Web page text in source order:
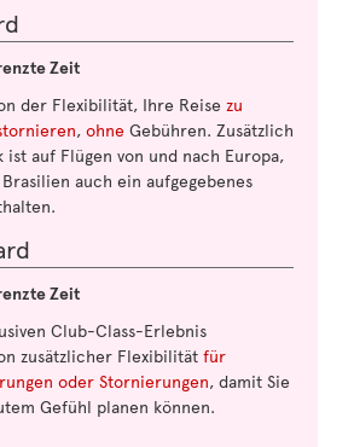
Zeit
der Flexibilität, Ihre Reise zu
, ohne Gebühren. Zusätzlich
ist auf Flügen von und nach Europa,
auch ein aufgegebenes
Zeit
Club-Class-Erlebnis
zusätzlicher Flexibilität für
oder Stornierungen, damit Sie
Gefühl planen können.